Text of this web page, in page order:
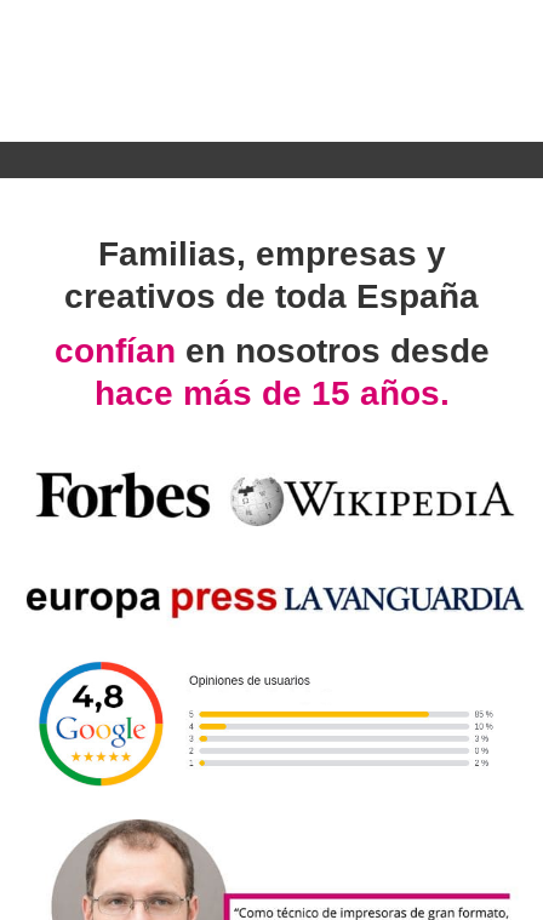
Familias, empresas y
creativos de toda España
confían en nosotros desde
hace más de 15 años.